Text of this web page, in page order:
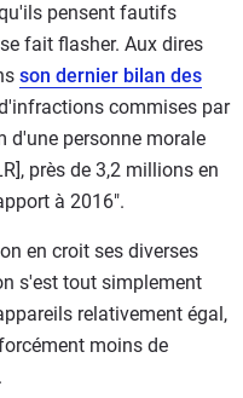
pensent fautifs
fait flasher. Aux dires
son dernier bilan des
commises par
d'une personne morale
près de 3,2 millions en
à 2016".
en croit ses diverses
s'est tout simplement
relativement égal,
moins de